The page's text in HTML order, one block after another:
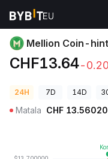
Kryptohinnat
Mellion Coin-
CHF13.64-
24H 7D 14D
Matala CHF